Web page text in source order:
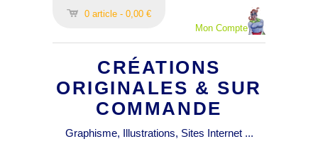
0 article - 0,00 €
Mon Compte
CRÉATIONS
ORIGINALES & SUR
COMMANDE
Graphisme, Illustrations, Sites Internet ...